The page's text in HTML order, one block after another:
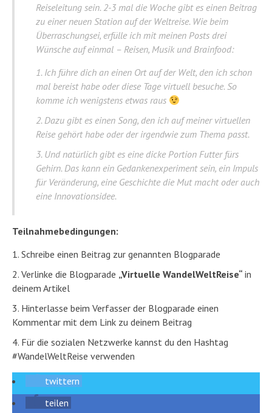
Reiseleitung sein. 2-3 mal die Woche gibt es einen Beitrag
zu einer neuen Station auf der Weltreise. Wie beim
Überraschungsei, erfülle ich mit meinen Posts drei
Wünsche auf einmal – Reisen, Musik und Brainfood:
Ich führe dich an einen Ort auf der Welt, den ich schon
mal bereist habe oder diese Tage virtuell besuche. So
komme ich wenigstens etwas raus
Dazu gibt es einen Song, den ich auf meiner virtuellen
Reise gehört habe oder der irgendwie zum Thema passt.
Und natürlich gibt es eine dicke Portion Futter fürs
Gehirn. Das kann ein Gedankenexperiment sein, ein Impuls
für Veränderung, eine Geschichte die Mut macht oder auch
eine Innovationsidee.
Teilnahmebedingungen:
Schreibe einen Beitrag zur genannten Blogparade
Verlinke die Blogparade „Virtuelle WandelWeltReise“ in
deinem Artikel
Hinterlasse beim Verfasser der Blogparade einen
Kommentar mit dem Link zu deinem Beitrag
Für die sozialen Netzwerke kannst du den Hashtag
#WandelWeltReise verwenden
twittern
teilen